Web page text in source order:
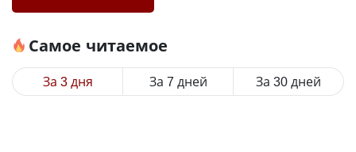
Самое читаемое
За 3 дня За 7 дней За 30 дней